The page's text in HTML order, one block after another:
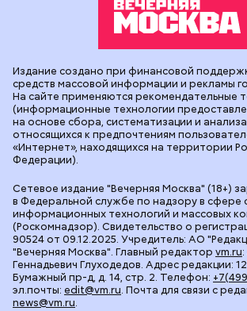
Сетевое издание "Вечерняя Москва" (18+)
в Федеральной службе по надзору в сфере
информационных технологий и массовых
(Роскомнадзор). Свидетельство о
90524 от 09.12.2025. Учредитель: АО
"Вечерняя Москва". Главный редактор vm.ru
Геннадьевич Глуходедов. Адрес редакции:
Бумажный пр-д, д. 14, стр. 2. Телефон:
эл.почты: edit@vm.ru. Почта для связи с
news@vm.ru.
Издание создано при финансовой
средств массовой информации и рекламы
На сайте применяются рекомендательные
(информационные технологии
на основе сбора, систематизации и
относящихся к предпочтениям
«Интернет», находящихся на территории
Федерации).